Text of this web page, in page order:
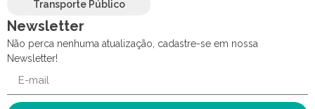
Transporte Público
Newsletter
Não perca nenhuma atualização, cadastre-se em nossa
Newsletter!